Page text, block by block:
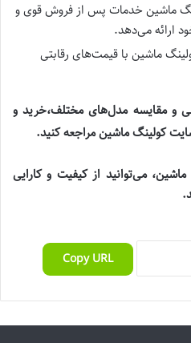
ماشین خدمات پس از فروش قوی و
ارائه می‌دهد.
ماشین با قیمت‌های رقابتی
و مقایسه مدل‌های مختلف،خرید و
کولینگ ماشین مراجعه کنید.
کولینگ ماشین، می‌توانید از کیفیت و کارایی
Copy URL